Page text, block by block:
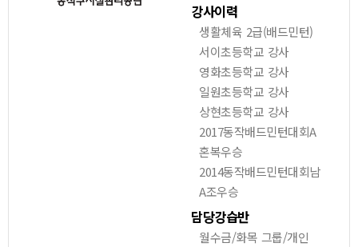
강사이력
생활체육 2급(배드민턴)
서이초등학교 강사
영화초등학교 강사
일원초등학교 강사
상현초등학교 강사
2017동작배드민턴대회A
혼복우승
2014동작배드민턴대회남
A조우승
담당강습반
월수금/화목 그룹/개인